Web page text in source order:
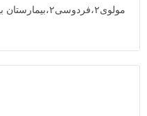
مولوی۲،فردوسی۲،بیمارستان بین المللی میلاد ارومیه